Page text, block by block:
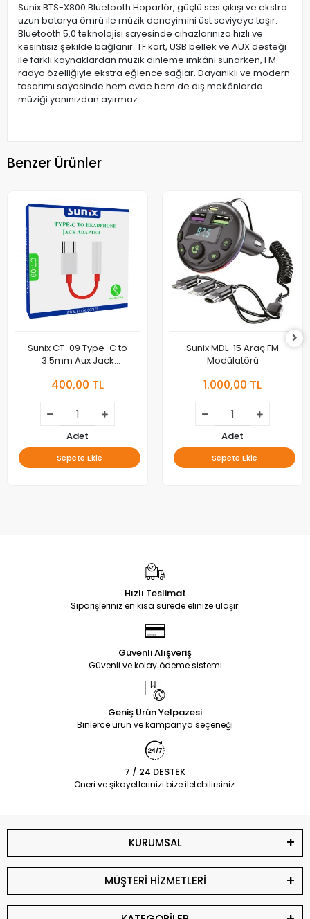
Sunix BTS-X800 Bluetooth Hoparlör, güçlü ses çıkışı ve ekstra
uzun batarya ömrü ile müzik deneyimini üst seviyeye taşır.
Bluetooth 5.0 teknolojisi sayesinde cihazlarınıza hızlı ve
kesintisiz şekilde bağlanır. TF kart, USB bellek ve AUX desteği
ile farklı kaynaklardan müzik dinleme imkânı sunarken, FM
radyo özelliğiyle ekstra eğlence sağlar. Dayanıklı ve modern
tasarımı sayesinde hem evde hem de dış mekânlarda
müziği yanınızdan ayırmaz.
Benzer Ürünler
Sunix CT-09 Type-C to
3.5mm Aux Jack
400,00 TL
Adet
Sepete Ekle
Sunix MDL-15 Araç FM
Modülatörü
1.000,00 TL
Adet
Sepete Ekle
Hızlı Teslimat
Siparişleriniz en kısa sürede elinize ulaşır.
Güvenli Alışveriş
Güvenli ve kolay ödeme sistemi
Geniş Ürün Yelpazesi
Binlerce ürün ve kampanya seçeneği
7 / 24 DESTEK
Öneri ve şikayetlerinizi bize iletebilirsiniz.
KURUMSAL
MÜŞTERİ HİZMETLERİ